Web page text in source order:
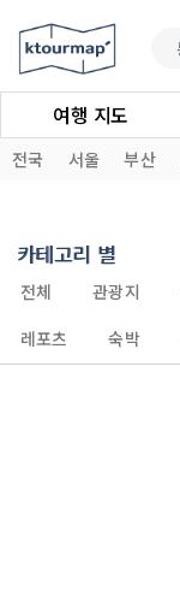
여행 지도
전국 서울 부산
카테고리 별
전체 관광지
레포츠
숙박